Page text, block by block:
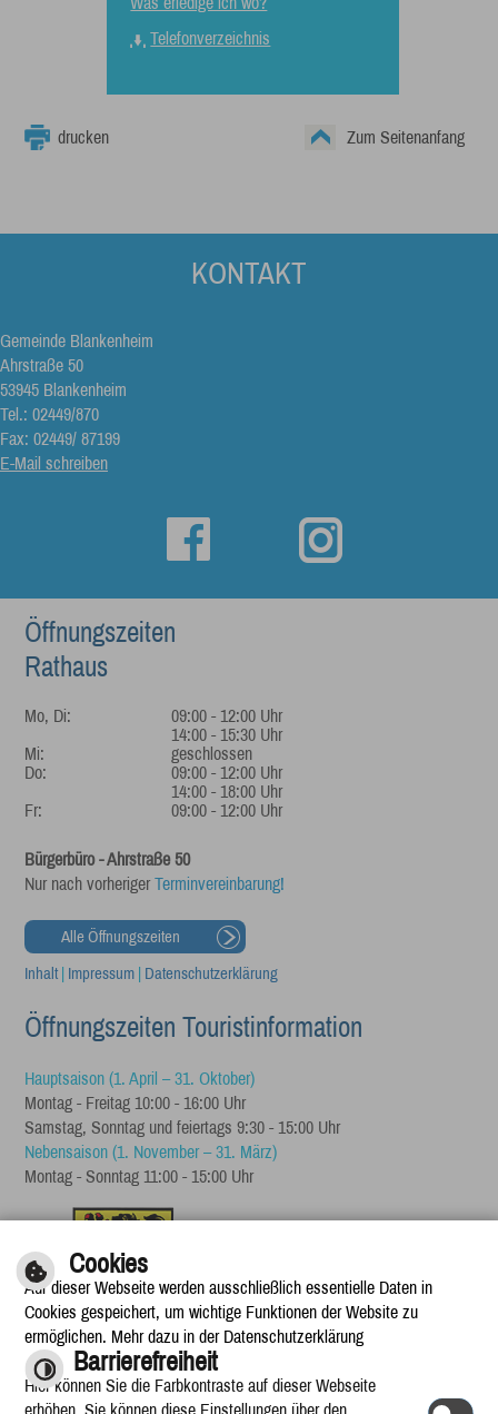
Telefonverzeichnis
drucken Zum Seitenanfang
KONTAKT
Gemeinde Blankenheim
Ahrstraße 50
53945 Blankenheim
Tel.: 02449/870
Fax: 02449/ 87199
E-Mail schreiben
Öffnungszeiten
Rathaus
Mo, Di:
09:00 - 12:00 Uhr
14:00 - 15:30 Uhr
Mi:
geschlossen
Do:
09:00 - 12:00 Uhr
14:00 - 18:00 Uhr
Fr:
09:00 - 12:00 Uhr
Bürgerbüro - Ahrstraße 50
Nur nach vorherigerTerminvereinbarung!
Alle Öffnungszeiten
Inhalt Impressum Datenschutzerklärung
Öffnungszeiten Touristinformation
Hauptsaison (1. April – 31. Oktober)
Montag - Freitag 10:00 - 16:00 Uhr
Samstag, Sonntag und feiertags 9:30 - 15:00 Uhr
Nebensaison (1. November – 31. März)
Montag - Sonntag 11:00 - 15:00 Uhr
Cookies
Auf dieser Webseite werden ausschließlich essentielle Daten in
Cookies gespeichert, um wichtige Funktionen der Website zu
ermöglichen. Mehr dazu in der Datenschutzerklärung
Barrierefreiheit
Hier können Sie die Farbkontraste auf dieser Webseite
erhöhen. Sie können diese Einstellungen über den